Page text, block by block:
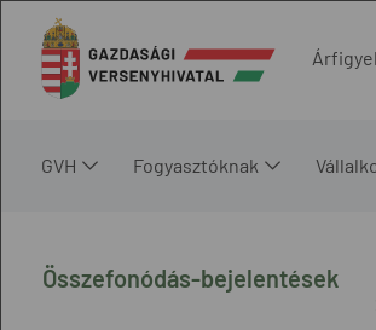
GVH Fogyasztóknak
Összefonódás-bejelentések